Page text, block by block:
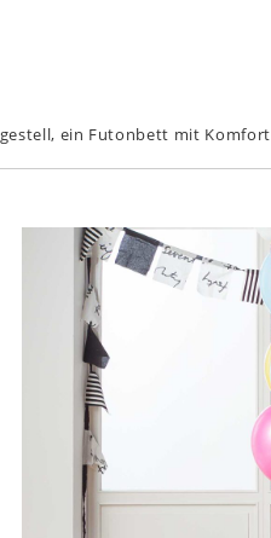
ein Futonbett mit Komfort